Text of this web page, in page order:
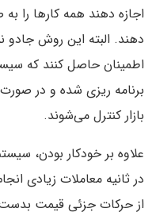
اجازه دهند همه کارها را
دهند. البته این روش جادو
اطمینان حاصل کنند که
برنامه ریزی شده و در صورت
بازار کنترل می‌شوند.
علاوه بر خودکار بودن،
در ثانیه معاملات زیادی
از حرکات جزئی قیمت بدست